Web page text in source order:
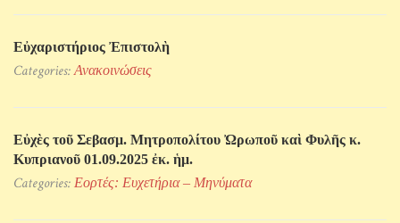
Εὐχαριστήριος Ἐπιστολὴ
Categories:Ανακοινώσεις
Εὐχὲς τοῦ Σεβασμ. Μητροπολίτου Ὠρωποῦ καὶ Φυλῆς κ.
Κυπριανοῦ 01.09.2025 ἐκ. ἡμ.
Categories: Εορτές: Ευχετήρια – Μηνύματα